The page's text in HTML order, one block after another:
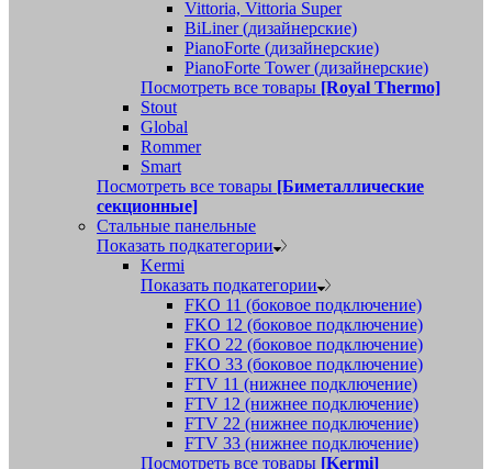
Vittoria, Vittoria Super
BiLiner (дизайнерские)
PianoForte (дизайнерские)
PianoForte Tower (дизайнерские)
Посмотреть все товары [Royal Thermo]
Stout
Global
Rommer
Smart
Посмотреть все товары [Биметаллические
секционные]
Стальные панельные
Показать подкатегории
Kermi
Показать подкатегории
FKO 11 (боковое подключение)
FKO 12 (боковое подключение)
FKO 22 (боковое подключение)
FKO 33 (боковое подключение)
FTV 11 (нижнее подключение)
FTV 12 (нижнее подключение)
FTV 22 (нижнее подключение)
FTV 33 (нижнее подключение)
Посмотреть все товары [Kermi]